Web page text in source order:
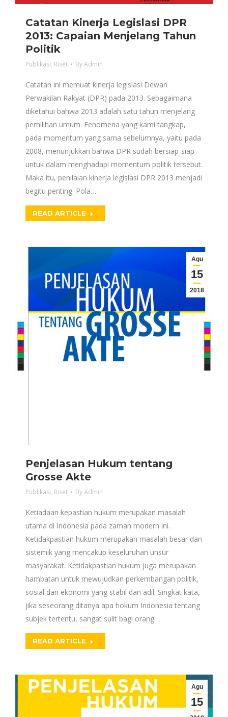
Catatan Kinerja Legislasi DPR
2013: Capaian Menjelang Tahun
Politik
Publikasi, Riset ByAdmin
Catatan ini memuat kinerja legislasi Dewan
Perwakilan Rakyat (DPR) pada 2013. Sebagaimana
diketahui bahwa 2013 adalah satu tahun menjelang
pemilihan umum. Fenomena yang kami tangkap,
pada momentum yang sama sebelumnya, yaitu pada
2008, menunjukkan bahwa DPR sudah bersiap-siap
untuk dalam menghadapi momentum politik tersebut.
Maka itu, penilaian kinerja legislasi DPR 2013 menjadi
begitu penting. Pola…
READ ARTICLE
Agu
15
2018
Penjelasan Hukum tentang
Grosse Akte
Publikasi, Riset ByAdmin
Ketiadaan kepastian hukum merupakan masalah
utama di Indonesia pada zaman modern ini.
Ketidakpastian hukum merupakan masalah besar dan
sistemik yang mencakup keseluruhan unsur
masyarakat. Ketidakpastian hukum juga merupakan
hambatan untuk mewujudkan perkembangan politik,
sosial dan ekonomi yang stabil dan adil. Singkat kata,
jika seseorang ditanya apa hokum Indonesia tentang
subjek tertentu, sangat sulit bagi orang…
READ ARTICLE
Agu
15